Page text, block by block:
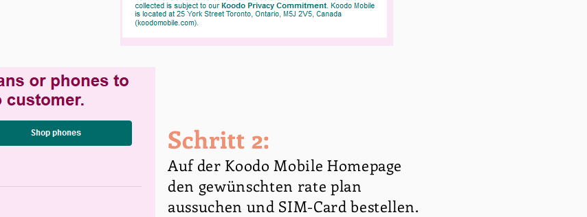
Schritt 2:
Auf der Koodo Mobile Homepage
den gewünschten rate plan
aussuchen und SIM-Card bestellen.